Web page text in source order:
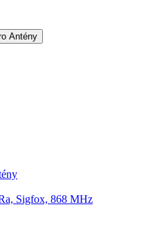
Antény
Sigfox, 868 MHz